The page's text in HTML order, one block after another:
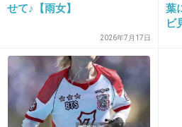
14. 匿名 2014/06/16(月) 17:05:55
マツコ・デラックスが「5時に夢中
で、女子大生の飲み事情に「死ん
らいいんじゃないですか」とぶっ
girlschannel.net
マツコ・デラックスが「5時に夢中！」で
せて♪【雨女】
2026年7月17日
葉
ビ